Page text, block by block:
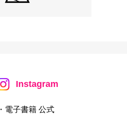
Instagram
・電子書籍 公式